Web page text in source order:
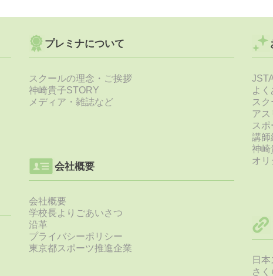
プレミナについて
スクールの理念・ご挨拶
神崎貴子STORY
メディア・雑誌など
会社概要
会社概要
学校長よりごあいさつ
沿革
プライバシーポリシー
東京都スポーツ推進企業
よ
ス
アス
ス
講師
神崎
オリ
日
さ